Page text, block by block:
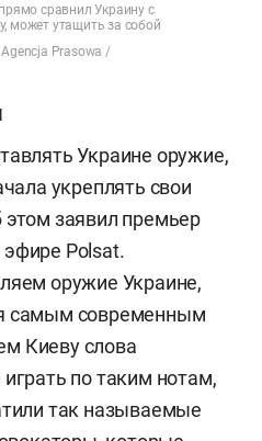
сравнил Украину с
может утащить за собой
Prasowa /
Украине оружие,
укреплять свои
заявил премьер
Polsat.
оружие Украине,
самым современным
Киеву слова
по таким нотам,
так называемые